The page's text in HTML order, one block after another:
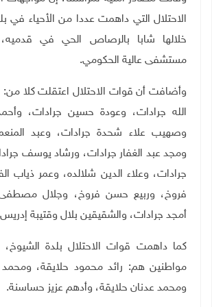
الاحتلال التي داهمت عددا من الأحياء في
خلالها شابا بالرصاص الحي في
مستشفى عالية الحكومي.
وأضافت أن قوات الاحتلال اعتقلت كلا
الله جرادات، وعودة حسين جرادات،
وصهيب علاء شحدة جرادات، وعبد
ومجد عبد الغفار جرادات، ورشاد يوسف
جرادات، وعلاء الدين شلالده، وعمر ذياب
فروخ، وربيع حسن فروخ، وجلال مصطفى
أمجد جرادات، والشقيقين بلال وقتيبة
كما داهمت قوات الاحتلال بلدة
مواطنين هم: رائد محمود حلايقة،
ومحمد عدنان حلايقة، وأدهم عزيز حساسنة.